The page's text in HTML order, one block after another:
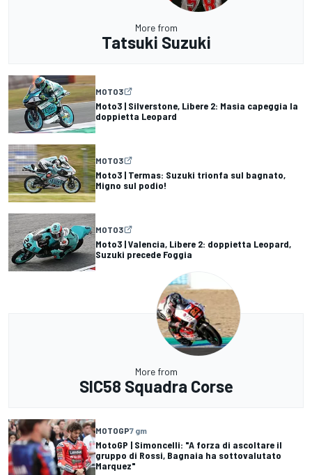
More from
Tatsuki Suzuki
MOTO3
Moto3 | Silverstone, Libere 2: Masia capeggia la
doppietta Leopard
MOTO3
Moto3 | Termas: Suzuki trionfa sul bagnato,
Migno sul podio!
MOTO3
Moto3 | Valencia, Libere 2: doppietta Leopard,
Suzuki precede Foggia
More from
SIC58 Squadra Corse
MOTOGP7 gm
MotoGP | Simoncelli: "A forza di ascoltare il
gruppo di Rossi, Bagnaia ha sottovalutato
Marquez"